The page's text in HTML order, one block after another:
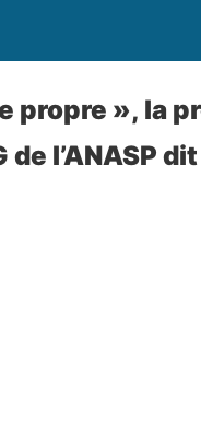
propre », la
de l’ANASP